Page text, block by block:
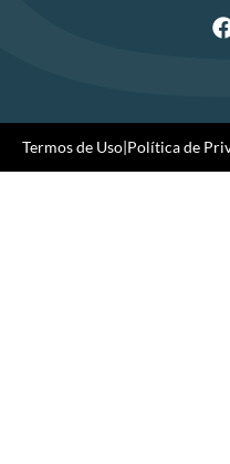
Termos de Uso|Política de